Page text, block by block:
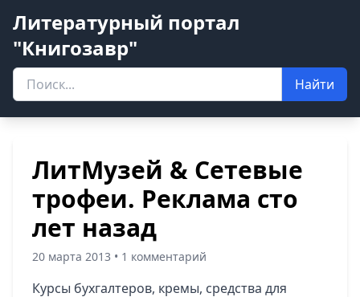
Литературный портал
"Книгозавр"
Найти
ЛитМузей & Сетевые
трофеи. Реклама сто
лет назад
20 марта 2013 • 1 комментарий
Курсы бухгалтеров, кремы, средства для